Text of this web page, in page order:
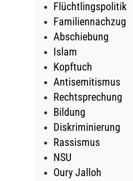
Flüchtlingspolitik
Familiennachzug
Abschiebung
Islam
Kopftuch
Antisemitismus
Rechtsprechung
Bildung
Diskriminierung
Rassismus
NSU
Oury Jalloh